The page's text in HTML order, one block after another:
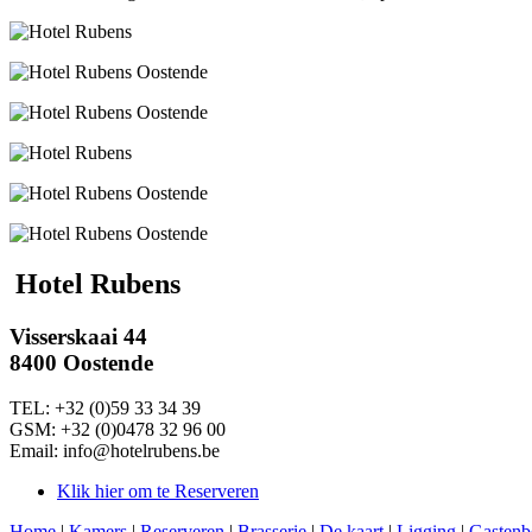
Hotel Rubens
Visserskaai 44
8400 Oostende
TEL: +32 (0)59 33 34 39
GSM: +32 (0)0478 32 96 00
Email: info@hotelrubens.be
Klik hier om te Reserveren